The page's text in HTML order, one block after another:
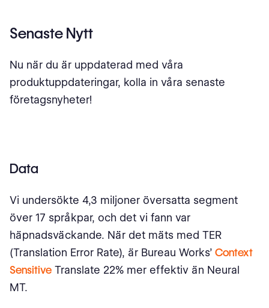
Senaste Nytt
Nu när du är uppdaterad med våra
produktuppdateringar, kolla in våra senaste
företagsnyheter!
Data
Vi undersökte 4,3 miljoner översatta segment
över 17 språkpar, och det vi fann var
häpnadsväckande. När det mäts med TER
(Translation Error Rate), är Bureau Works’ Context
Sensitive Translate 22% mer effektiv än Neural
MT.